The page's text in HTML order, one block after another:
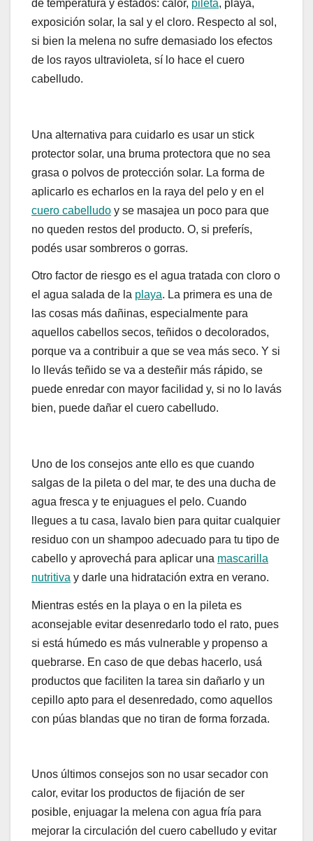
de temperatura y estados: calor, pileta, playa,
exposición solar, la sal y el cloro. Respecto al sol,
si bien la melena no sufre demasiado los efectos
de los rayos ultravioleta, sí lo hace el cuero
cabelludo.
Una alternativa para cuidarlo es usar un stick
protector solar, una bruma protectora que no sea
grasa o polvos de protección solar. La forma de
aplicarlo es echarlos en la raya del pelo y en el
cuero cabelludo y se masajea un poco para que
no queden restos del producto. O, si preferís,
podés usar sombreros o gorras.
Otro factor de riesgo es el agua tratada con cloro o
el agua salada de la playa. La primera es una de
las cosas más dañinas, especialmente para
aquellos cabellos secos, teñidos o decolorados,
porque va a contribuir a que se vea más seco. Y si
lo llevás teñido se va a desteñir más rápido, se
puede enredar con mayor facilidad y, si no lo lavás
bien, puede dañar el cuero cabelludo.
Uno de los consejos ante ello es que cuando
salgas de la pileta o del mar, te des una ducha de
agua fresca y te enjuagues el pelo. Cuando
llegues a tu casa, lavalo bien para quitar cualquier
residuo con un shampoo adecuado para tu tipo de
cabello y aprovechá para aplicar una mascarilla
nutritiva y darle una hidratación extra en verano.
Mientras estés en la playa o en la pileta es
aconsejable evitar desenredarlo todo el rato, pues
si está húmedo es más vulnerable y propenso a
quebrarse. En caso de que debas hacerlo, usá
productos que faciliten la tarea sin dañarlo y un
cepillo apto para el desenredado, como aquellos
con púas blandas que no tiran de forma forzada.
Unos últimos consejos son no usar secador con
calor, evitar los productos de fijación de ser
posible, enjuagar la melena con agua fría para
mejorar la circulación del cuero cabelludo y evitar